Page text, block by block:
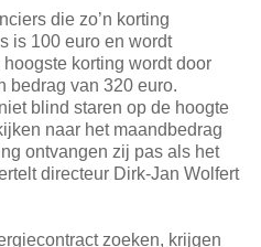
die zo’n korting
is 100 euro en wordt
korting wordt door
bedrag van 320 euro.
blind staren op de hoogte
naar het maandbedrag
ontvangen zij pas als het
directeur Dirk-Jan Wolfert
zoeken, krijgen